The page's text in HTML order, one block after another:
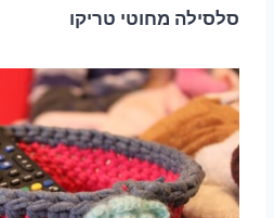
סלסילה מחוטי טריקו